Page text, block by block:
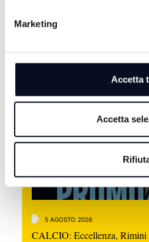
Marketing
Accetta
Accetta
ALTRE NOTIZIE
5 AGOSTO 2026
CALCIO: Eccellenza, Rimini